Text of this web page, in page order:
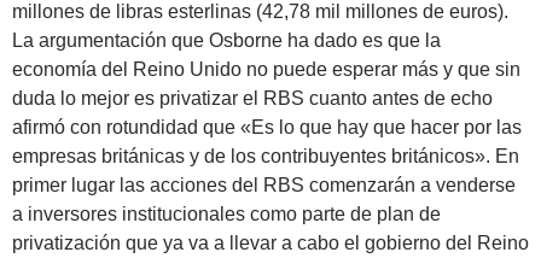
millones de libras esterlinas (42,78 mil millones de euros).
La argumentación que Osborne ha dado es que la
economía del Reino Unido no puede esperar más y que sin
duda lo mejor es privatizar el RBS cuanto antes de echo
afirmó con rotundidad que «Es lo que hay que hacer por las
empresas británicas y de los contribuyentes británicos». En
primer lugar las acciones del RBS comenzarán a venderse
a inversores institucionales como parte de plan de
privatización que ya va a llevar a cabo el gobierno del Reino